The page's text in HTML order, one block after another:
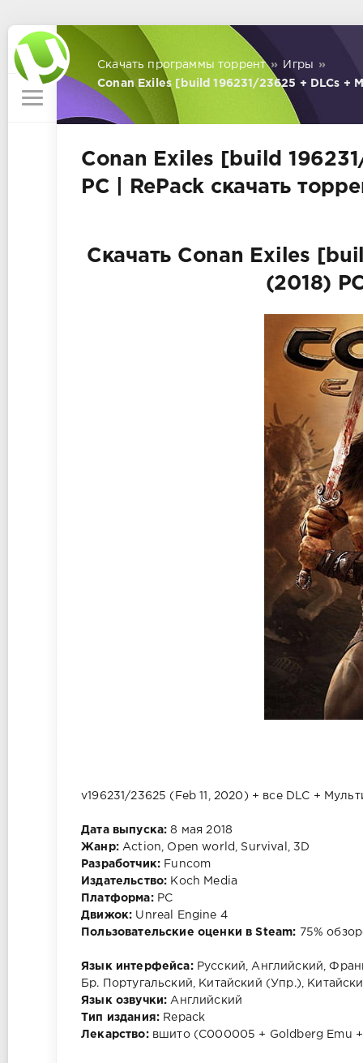
Скачать программы торрент » Игры
»
Conan Exiles [build 196231/23625 + DLCs +
Conan Exiles [build
PC | RePack скачать
Скачать Conan Exiles
(2018)
v196231/23625 (Feb 11, 2020) + все DLC +
Дата выпуска: 8 мая 2018
Жанр:Action, Open world, Survival, 3D
Разработчик: Funcom
Издательство: Koch Media
Платформа:PC
Движок: Unreal Engine 4
Пользовательские оценки в Steam: 75%
Язык интерфейса:Русский, Английский,
Бр. Португальский, Китайский (Упр.),
Язык озвучки: Английский
Тип издания: Repack
Лекарство:вшито (C000005 + Goldberg Emu +